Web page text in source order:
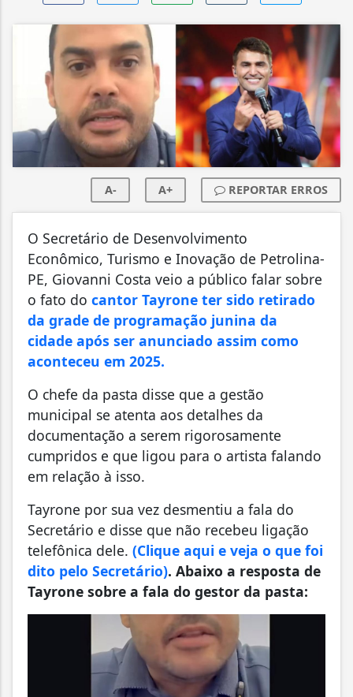
A- A+ REPORTAR ERROS
O Secretário de Desenvolvimento
Econômico, Turismo e Inovação de Petrolina-
PE, Giovanni Costa veio a público falar sobre
o fato do cantor Tayrone ter sido retirado
da grade de programação junina da
cidade após ser anunciado assim como
aconteceu em 2025.
O chefe da pasta disse que a gestão
municipal se atenta aos detalhes da
documentação a serem rigorosamente
cumpridos e que ligou para o artista falando
em relação à isso.
Tayrone por sua vez desmentiu a fala do
Secretário e disse que não recebeu ligação
telefônica dele. (Clique aqui e veja o que foi
dito pelo Secretário). Abaixo a resposta de
Tayrone sobre a fala do gestor da pasta: